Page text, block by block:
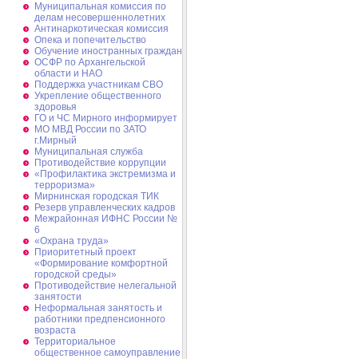
Муниципальная комиссия по
делам несовершеннолетних
Антинаркотическая комиссия
Опека и попечительство
Обучение иностранных граждан
ОСФР по Архангельской
области и НАО
Поддержка участникам СВО
Укрепление общественного
здоровья
ГО и ЧС Мирного информирует
МО МВД России по ЗАТО
г.Мирный
Муниципальная cлужба
Противодействие коррупции
«Профилактика экстремизма и
терроризма»
Мирнинская городская ТИК
Резерв управленческих кадров
Межрайонная ИФНС России №
6
«Охрана труда»
Приоритетный проект
«Формирование комфортной
городской среды»
Противодействие нелегальной
занятости
Неформальная занятость и
работники предпенсионного
возраста
Территориальное
общественное самоуправление